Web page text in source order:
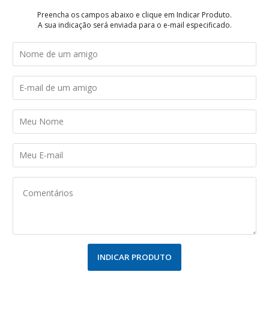
Preencha os campos abaixo e clique em Indicar Produto.
A sua indicação será enviada para o e-mail especificado.
INDICAR PRODUTO